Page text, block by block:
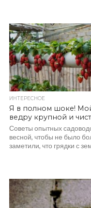
ИНТЕРЕСНОЕ
Я в полном шоке!
ведру крупной и
Советы опытных
весной, чтобы не было
заметили, что грядки с